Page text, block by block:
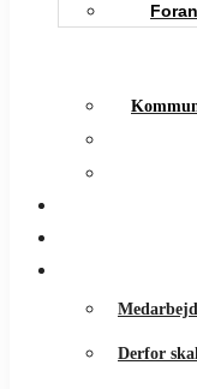
Derfor